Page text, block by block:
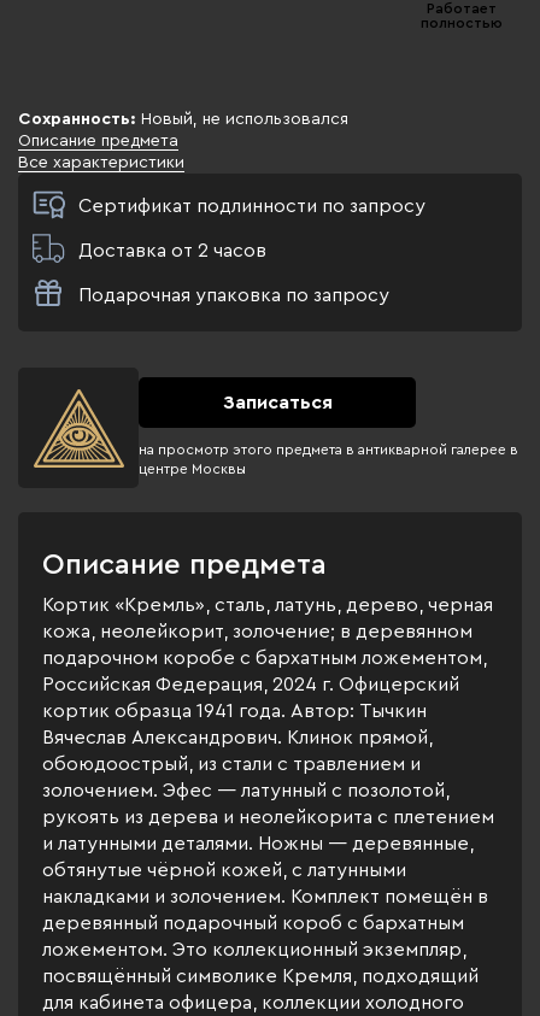
Работает
полностью
Сохранность: Новый, не использовался
Описание предмета
Все характеристики
Сертификат подлинности по запросу
Доставка от 2 часов
Подарочная упаковка по запросу
Записаться
на просмотр этого предмета в антикварной галерее в
центре Москвы
Описание предмета
Кортик «Кремль», сталь, латунь, дерево, черная
кожа, неолейкорит, золочение; в деревянном
подарочном коробе с бархатным ложементом,
Российская Федерация, 2024 г. Офицерский
кортик образца 1941 года. Автор: Тычкин
Вячеслав Александрович. Клинок прямой,
обоюдоострый, из стали с травлением и
золочением. Эфес — латунный с позолотой,
рукоять из дерева и неолейкорита с плетением
и латунными деталями. Ножны — деревянные,
обтянутые чёрной кожей, с латунными
накладками и золочением. Комплект помещён в
деревянный подарочный короб с бархатным
ложементом. Это коллекционный экземпляр,
посвящённый символике Кремля, подходящий
для кабинета офицера, коллекции холодного